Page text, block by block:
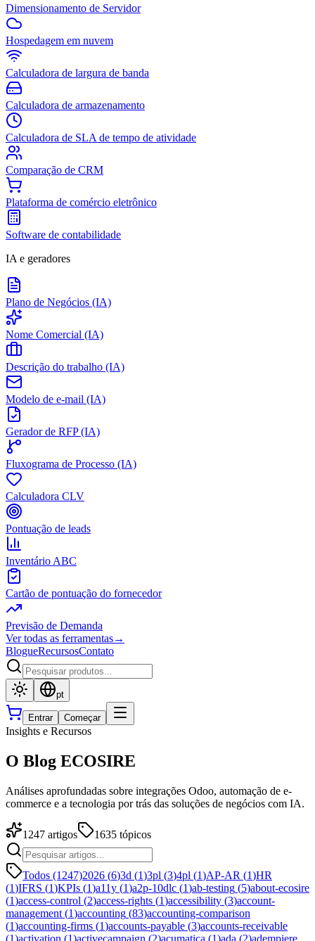
Dimensionamento de Servidor
Hospedagem em nuvem
Calculadora de largura de banda
Calculadora de armazenamento
Calculadora de SLA de tempo de atividade
Comparação de CRM
Plataforma de comércio eletrônico
Software de contabilidade
IA e geradores
Plano de Negócios (IA)
Nome Comercial (IA)
Descrição do trabalho (IA)
Modelo de e-mail (IA)
Gerador de RFP (IA)
Fluxograma de Processo (IA)
Calculadora CLV
Pontuação de leads
Inventário ABC
Cartão de pontuação do fornecedor
Previsão de Demanda
Ver todas as ferramentas→
BlogueRecursosContato
pt
Entrar Começar
Insights e Recursos
O Blog ECOSIRE
Análises aprofundadas sobre integrações Odoo, automação de e-
commerce e a tecnologia por trás das soluções de negócios com IA.
1247 artigos 1635 tópicos
Todos (1247)2026 (6)3d (1)3pl (3)4pl (1)AP-AR (1)HR
(1)IFRS (1)KPIs (1)a11y (1)a2p-10dlc (1)ab-testing (5)about-ecosire
(1)access-control (2)access-rights (1)accessibility (3)account-
management (1)accounting (83)accounting-comparison
(1)accounting-firms (1)accounts-payable (3)accounts-receivable
(1)activation (1)activecampaign (2)acumatica (1)ada (2)adempiere